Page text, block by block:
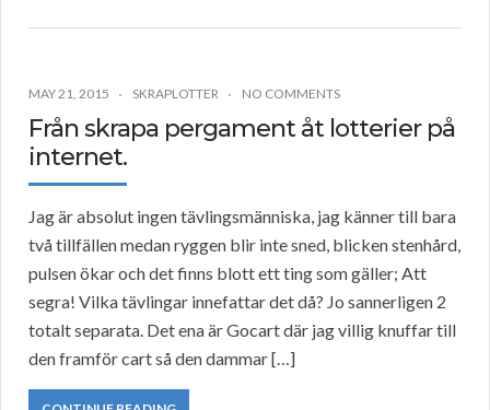
MAY 21, 2015 SKRAPLOTTER NO COMMENTS
Från skrapa pergament åt lotterier på
internet.
Jag är absolut ingen tävlingsmänniska, jag känner till bara
två tillfällen medan ryggen blir inte sned, blicken stenhård,
pulsen ökar och det finns blott ett ting som gäller; Att
segra! Vilka tävlingar innefattar det då? Jo sannerligen 2
totalt separata. Det ena är Gocart där jag villig knuffar till
den framför cart så den dammar […]